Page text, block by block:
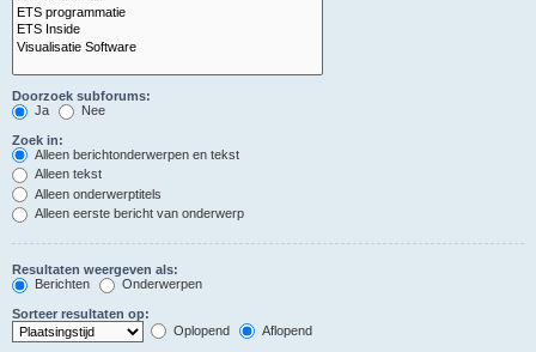
Doorzoek subforums:
Ja
Nee
Zoek in:
Alleen berichtonderwerpen en tekst
Alleen tekst
Alleen onderwerptitels
Alleen eerste bericht van onderwerp
Resultaten weergeven als:
Berichten
Onderwerpen
Sorteer resultaten op:
Oplopend
Aflopend